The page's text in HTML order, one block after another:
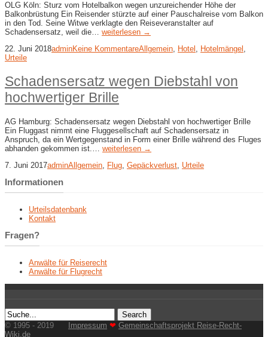
OLG Köln: Sturz vom Hotelbalkon wegen unzureichender Höhe der
Balkonbrüstung Ein Reisender stürzte auf einer Pauschalreise vom Balkon
in den Tod. Seine Witwe verklagte den Reiseveranstalter auf
Schadensersatz, weil die… weiterlesen →
22. Juni 2018adminKeine KommentareAllgemein, Hotel , Hotelmängel ,
Urteile
Schadensersatz wegen Diebstahl von
hochwertiger Brille
AG Hamburg: Schadensersatz wegen Diebstahl von hochwertiger Brille
Ein Fluggast nimmt eine Fluggesellschaft auf Schadensersatz in
Anspruch, da ein Wertgegenstand in Form einer Brille während des Fluges
abhanden gekommen ist.… weiterlesen →
7. Juni 2017adminAllgemein, Flug, Gepäckverlust, Urteile
Informationen
Urteilsdatenbank
Kontakt
Fragen?
Anwälte für Reiserecht
Anwälte für Flugrecht
© 1995 - 2019 Impressum ❤ Gemeinschaftsprojekt Reise-Recht-
Wiki.de